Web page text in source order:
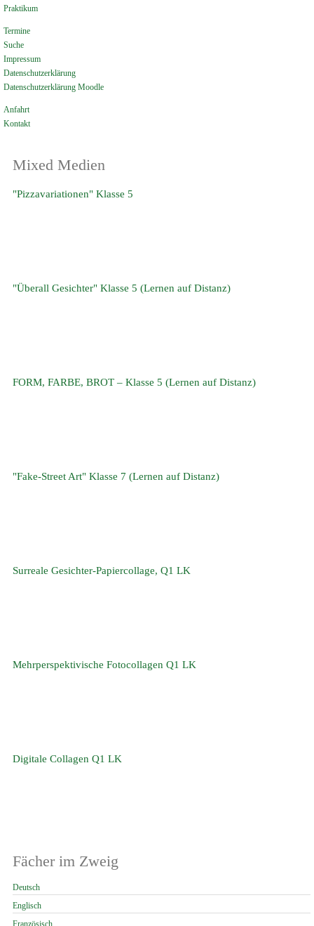
Praktikum
Termine
Suche
Impressum
Datenschutzerklärung
Datenschutzerklärung Moodle
Anfahrt
Kontakt
Mixed Medien
"Pizzavariationen" Klasse 5
"Überall Gesichter" Klasse 5 (Lernen auf Distanz)
FORM, FARBE, BROT – Klasse 5 (Lernen auf Distanz)
"Fake-Street Art" Klasse 7 (Lernen auf Distanz)
Surreale Gesichter-Papiercollage, Q1 LK
Mehrperspektivische Fotocollagen Q1 LK
Digitale Collagen Q1 LK
Fächer im Zweig
Navigation
überspringen
Deutsch
Englisch
Französisch